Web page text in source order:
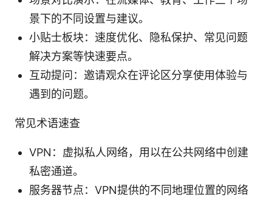
景下的不同设置与建议。
小贴士板块：速度优化、隐私保护、常见问题
解决方案等快速要点。
互动提问：邀请观众在评论区分享使用体验与
遇到的问题。
常见术语速查
VPN：虚拟私人网络，用以在公共网络中创建
私密通道。
服务器节点：VPN提供的不同地理位置的网络